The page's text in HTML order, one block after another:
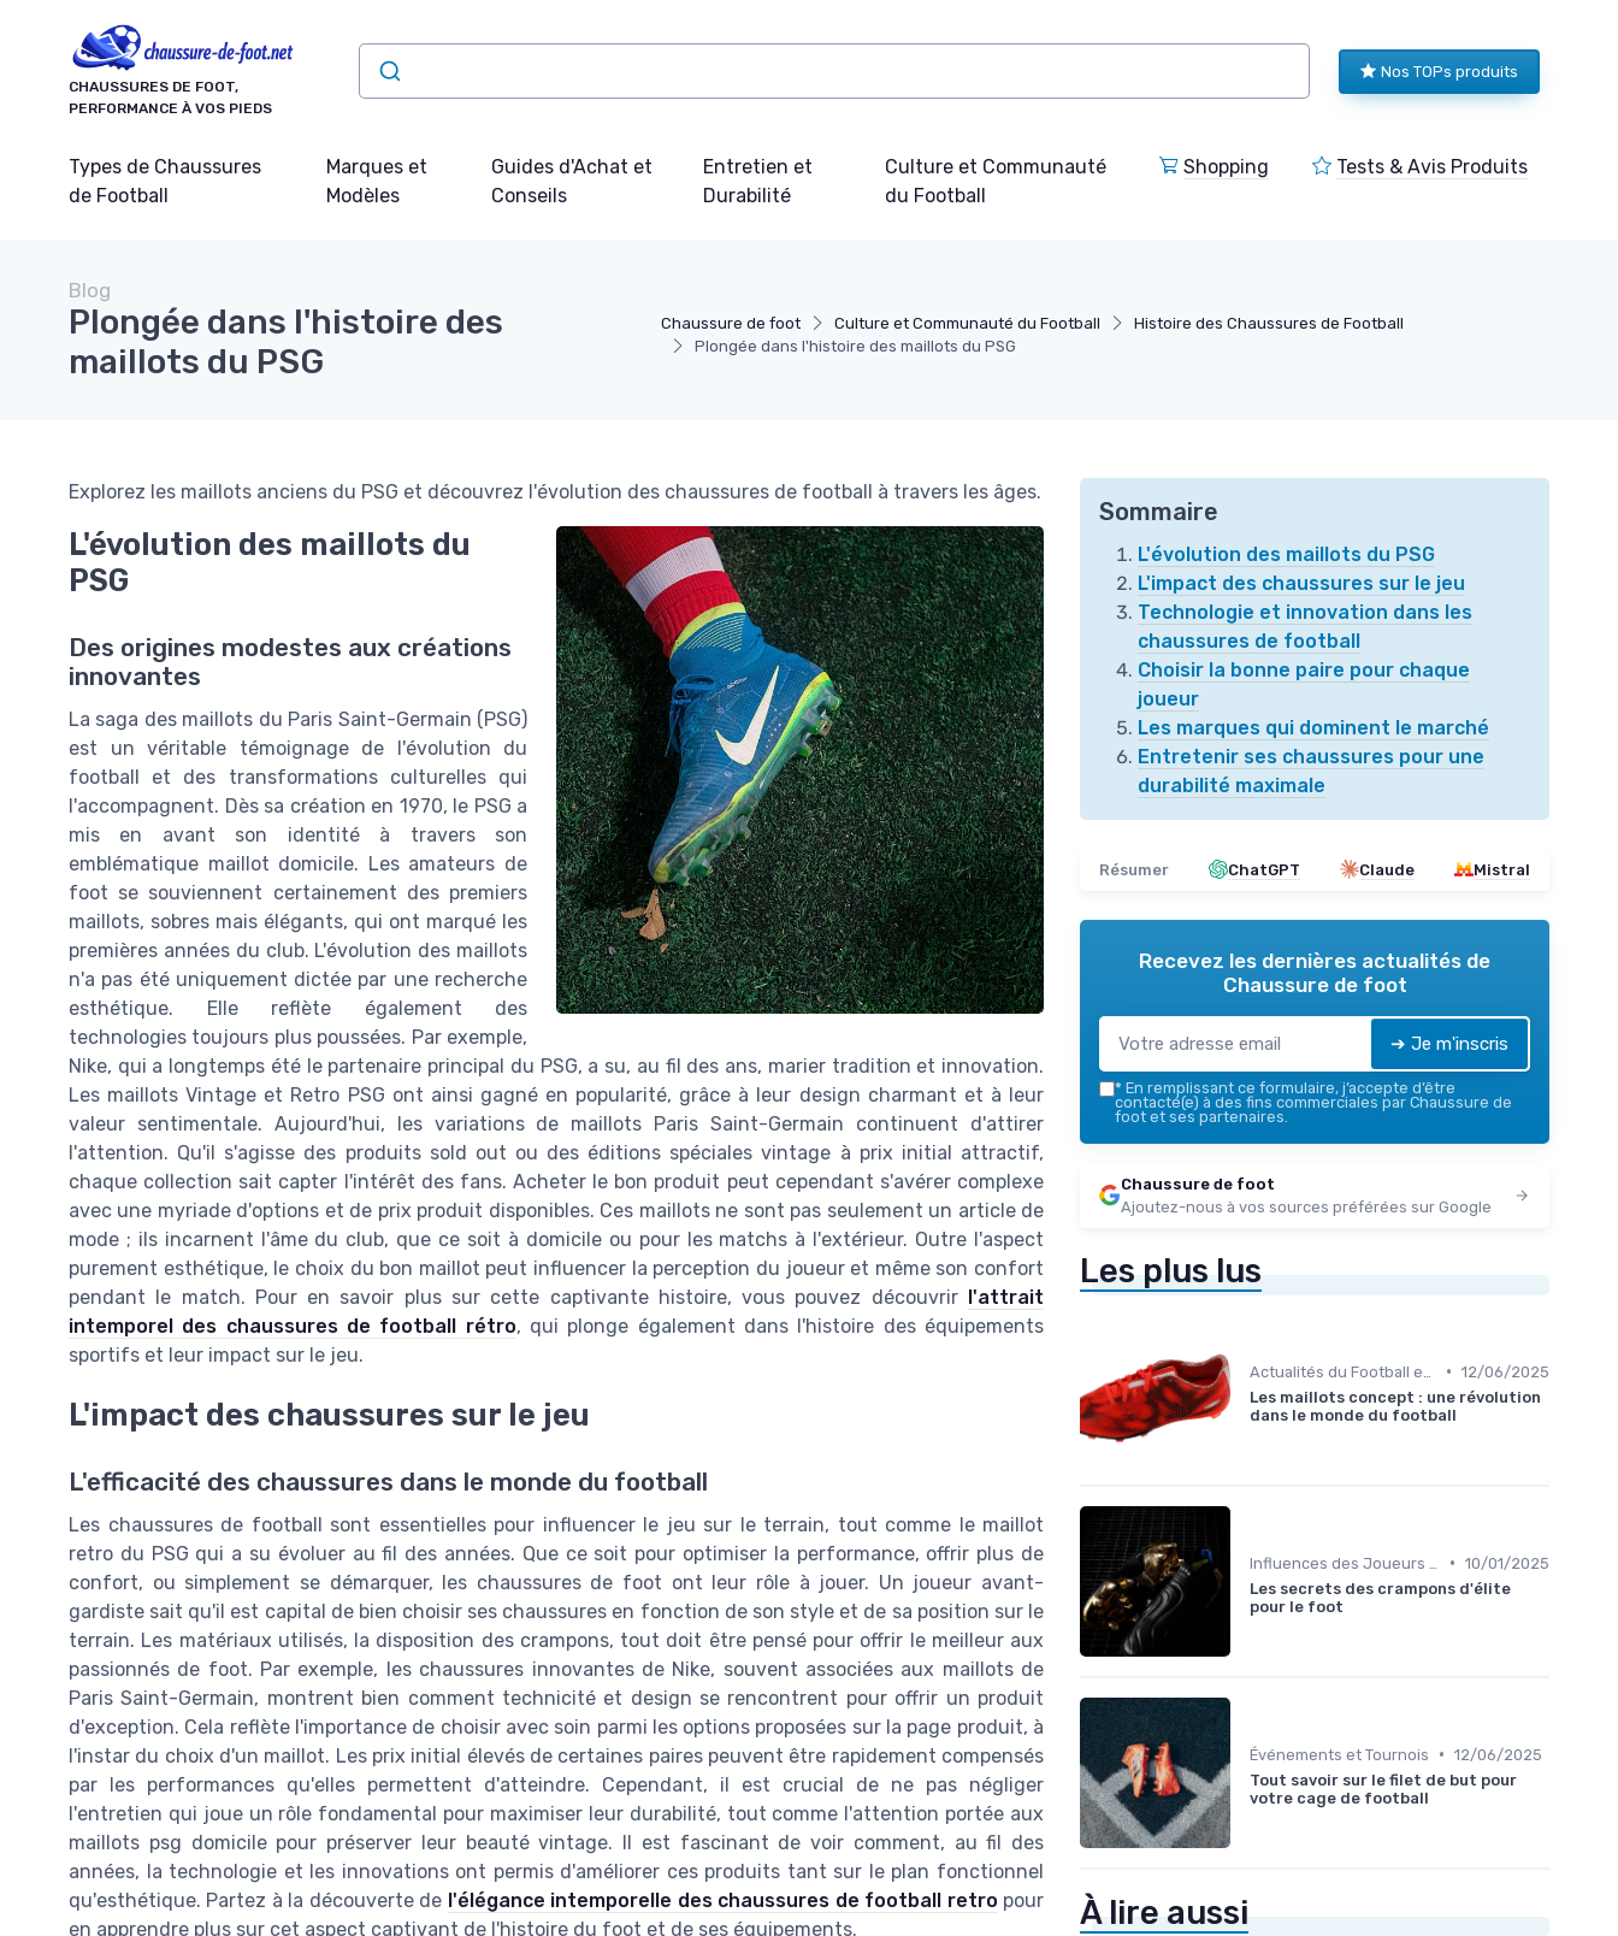
CHAUSSURES DE FOOT,
PERFORMANCE À VOS PIEDS
Nos TOPs produits
Types de Chaussures
de Football
Marques et
Modèles
Guides d'Achat et
Conseils
Entretien et
Durabilité
Culture et Communauté
du Football
Shopping Tests & Avis Produits
Chaussure de foot Culture et Communauté du Football
Histoire des Chaussures de Football
Plongée dans l'histoire des maillots du PSG
Blog
Plongée dans l'histoire des
maillots du PSG
Explorez les maillots anciens du PSG et découvrez l'évolution des chaussures de football à travers les âges.
L'évolution des maillots du
PSG
Des origines modestes aux créations
innovantes
La saga des maillots du Paris Saint-Germain (PSG)
est un véritable témoignage de l'évolution du
football et des transformations culturelles qui
l'accompagnent. Dès sa création en 1970, le PSG a
mis en avant son identité à travers son
emblématique maillot domicile. Les amateurs de
foot se souviennent certainement des premiers
maillots, sobres mais élégants, qui ont marqué les
premières années du club. L'évolution des maillots
n'a pas été uniquement dictée par une recherche
esthétique. Elle reflète également des
technologies toujours plus poussées. Par exemple,
Nike, qui a longtemps été le partenaire principal du PSG, a su, au fil des ans, marier tradition et innovation.
Les maillots Vintage et Retro PSG ont ainsi gagné en popularité, grâce à leur design charmant et à leur
valeur sentimentale. Aujourd'hui, les variations de maillots Paris Saint-Germain continuent d'attirer
l'attention. Qu'il s'agisse des produits sold out ou des éditions spéciales vintage à prix initial attractif,
chaque collection sait capter l'intérêt des fans. Acheter le bon produit peut cependant s'avérer complexe
avec une myriade d'options et de prix produit disponibles. Ces maillots ne sont pas seulement un article de
mode ; ils incarnent l'âme du club, que ce soit à domicile ou pour les matchs à l'extérieur. Outre l'aspect
purement esthétique, le choix du bon maillot peut influencer la perception du joueur et même son confort
pendant le match. Pour en savoir plus sur cette captivante histoire, vous pouvez découvrir l'attrait
intemporel des chaussures de football rétro, qui plonge également dans l'histoire des équipements
sportifs et leur impact sur le jeu.
L'impact des chaussures sur le jeu
L'efficacité des chaussures dans le monde du football
Les chaussures de football sont essentielles pour influencer le jeu sur le terrain, tout comme le maillot
retro du PSG qui a su évoluer au fil des années. Que ce soit pour optimiser la performance, offrir plus de
confort, ou simplement se démarquer, les chaussures de foot ont leur rôle à jouer. Un joueur avant-
gardiste sait qu'il est capital de bien choisir ses chaussures en fonction de son style et de sa position sur le
terrain. Les matériaux utilisés, la disposition des crampons, tout doit être pensé pour offrir le meilleur aux
passionnés de foot. Par exemple, les chaussures innovantes de Nike, souvent associées aux maillots de
Paris Saint-Germain, montrent bien comment technicité et design se rencontrent pour offrir un produit
d'exception. Cela reflète l'importance de choisir avec soin parmi les options proposées sur la page produit, à
l'instar du choix d'un maillot. Les prix initial élevés de certaines paires peuvent être rapidement compensés
par les performances qu'elles permettent d'atteindre. Cependant, il est crucial de ne pas négliger
l'entretien qui joue un rôle fondamental pour maximiser leur durabilité, tout comme l'attention portée aux
maillots psg domicile pour préserver leur beauté vintage. Il est fascinant de voir comment, au fil des
années, la technologie et les innovations ont permis d'améliorer ces produits tant sur le plan fonctionnel
qu'esthétique. Partez à la découverte de l'élégance intemporelle des chaussures de football retro pour
en apprendre plus sur cet aspect captivant de l'histoire du foot et de ses équipements.
Sommaire
L'évolution des maillots du PSG
L'impact des chaussures sur le jeu
Technologie et innovation dans les
chaussures de football
Choisir la bonne paire pour chaque
joueur
Les marques qui dominent le marché
Entretenir ses chaussures pour une
durabilité maximale
Résumer ChatGPT Claude Mistral
Recevez les dernières actualités de
Chaussure de foot
➔ Je m'inscris
* En remplissant ce formulaire, j’accepte d’être
contacté(e) à des fins commerciales par Chaussure de
foot et ses partenaires.
Chaussure de foot
Ajoutez-nous à vos sources préférées sur Google
Les plus lus
• 12/06/2025
Les maillots concept : une révolution
dans le monde du football
• 10/01/2025
Les secrets des crampons d'élite
pour le foot
Événements et Tournois • 12/06/2025
Tout savoir sur le filet de but pour
votre cage de football
À lire aussi